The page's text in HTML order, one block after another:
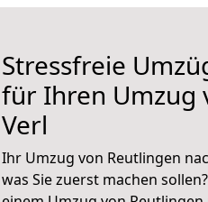
Stressfreie
für Ihren Umzug
Verl
Ihr Umzug von Reutlingen
was Sie zuerst machen